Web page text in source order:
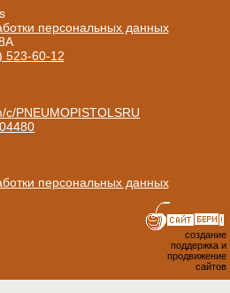
персональных данных
523-60-12
c/PNEUMOPISTOLSRU
персональных данных
создание
поддержка и
продвижение
сайтов